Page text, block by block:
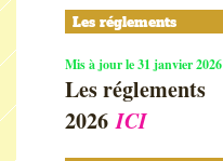
Les réglements
Mis à jour le 31 janvier 2026
Les réglements
2026ICI